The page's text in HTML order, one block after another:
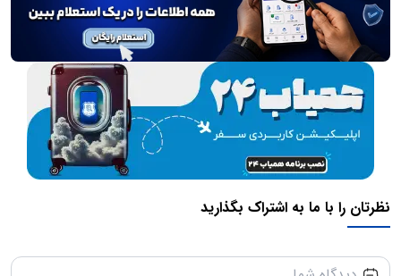
نظرتان را با ما به اشتراک بگذارید